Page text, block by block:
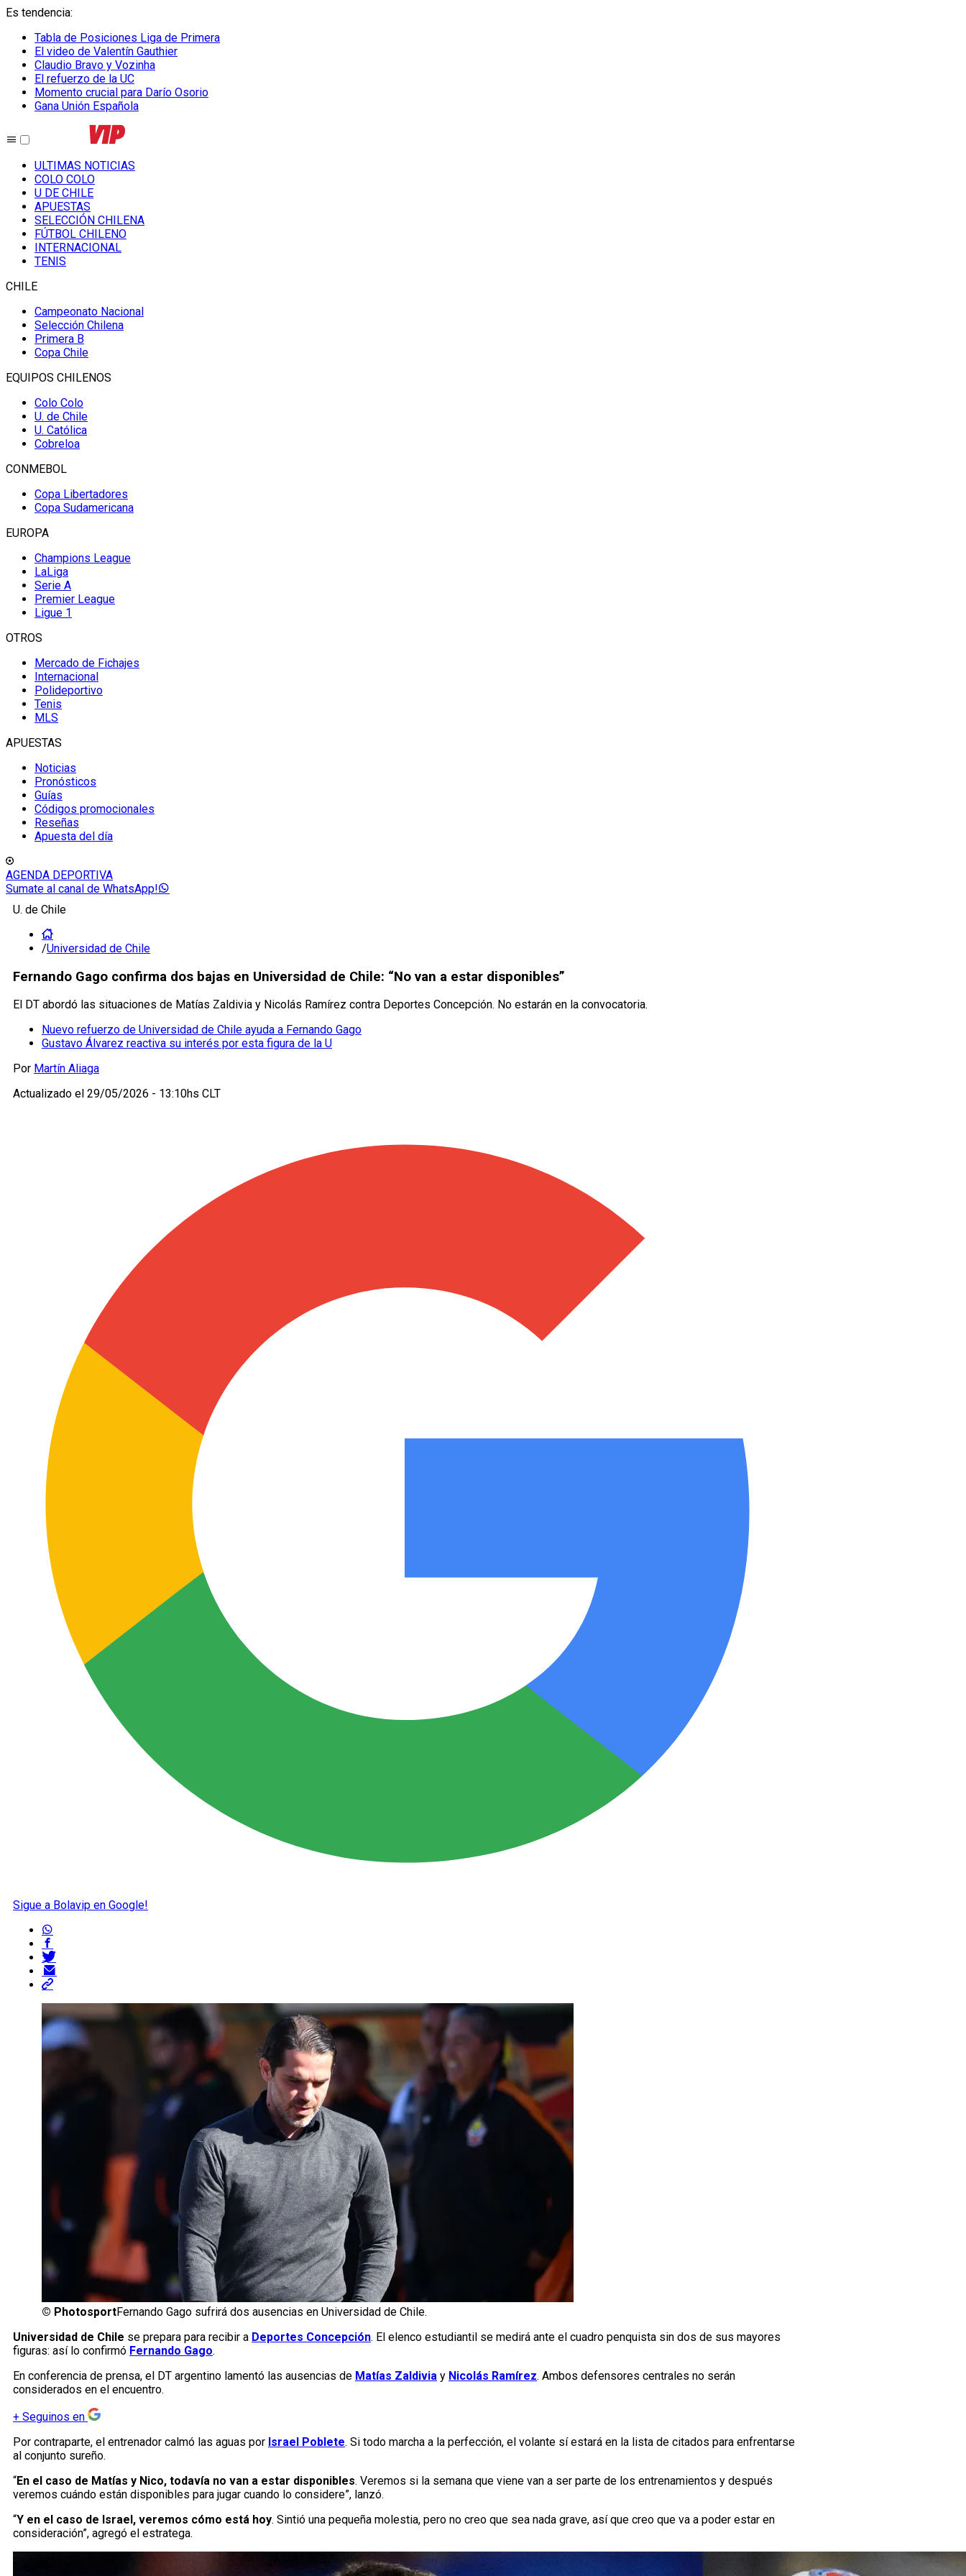
Es tendencia:
Tabla de Posiciones Liga de Primera
El video de Valentín Gauthier
Claudio Bravo y Vozinha
El refuerzo de la UC
Momento crucial para Darío Osorio
Gana Unión Española
ULTIMAS NOTICIAS
COLO COLO
U DE CHILE
APUESTAS
SELECCIÓN CHILENA
FÚTBOL CHILENO
INTERNACIONAL
TENIS
CHILE
Campeonato Nacional
Selección Chilena
Primera B
Copa Chile
EQUIPOS CHILENOS
Colo Colo
U. de Chile
U. Católica
Cobreloa
CONMEBOL
Copa Libertadores
Copa Sudamericana
EUROPA
Champions League
LaLiga
Serie A
Premier League
Ligue 1
OTROS
Mercado de Fichajes
Internacional
Polideportivo
Tenis
MLS
APUESTAS
Noticias
Pronósticos
Guías
Códigos promocionales
Reseñas
Apuesta del día
AGENDA DEPORTIVA
Sumate al canal de WhatsApp!
U. de Chile
/Universidad de Chile
Fernando Gago confirma dos bajas en Universidad de Chile: “No van a estar disponibles”
El DT abordó las situaciones de Matías Zaldivia y Nicolás Ramírez contra Deportes Concepción. No estarán en la convocatoria.
Nuevo refuerzo de Universidad de Chile ayuda a Fernando Gago
Gustavo Álvarez reactiva su interés por esta figura de la U
Por Martín Aliaga
Actualizado el 29/05/2026 - 13:10hs CLT
Sigue a Bolavip en Google!
© PhotosportFernando Gago sufrirá dos ausencias en Universidad de Chile.
Universidad de Chile se prepara para recibir a Deportes Concepción. El elenco estudiantil se medirá ante el cuadro penquista sin dos de sus mayores
figuras: así lo confirmó Fernando Gago.
En conferencia de prensa, el DT argentino lamentó las ausencias de Matías Zaldivia y Nicolás Ramírez. Ambos defensores centrales no serán
considerados en el encuentro.
+ Seguinos en
Por contraparte, el entrenador calmó las aguas por Israel Poblete. Si todo marcha a la perfección, el volante sí estará en la lista de citados para enfrentarse
al conjunto sureño.
“En el caso de Matías y Nico, todavía no van a estar disponibles. Veremos si la semana que viene van a ser parte de los entrenamientos y después
veremos cuándo están disponibles para jugar cuando lo considere”, lanzó.
“Y en el caso de Israel, veremos cómo está hoy. Sintió una pequeña molestia, pero no creo que sea nada grave, así que creo que va a poder estar en
consideración”, agregó el estratega.